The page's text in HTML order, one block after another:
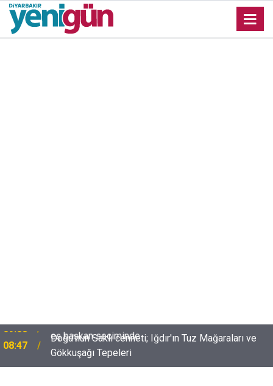
08:47
Doğu'nun Saklı cenneti; Iğdır'ın Tuz Mağaraları ve
Gökkuşağı Tepeleri